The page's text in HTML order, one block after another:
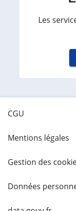
Les
CGU
Mentions légales
Gestion des
Données